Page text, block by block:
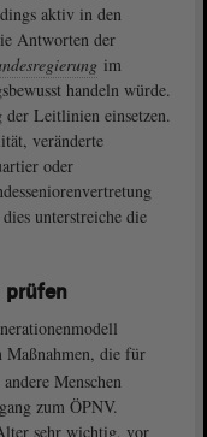
aktiv in den
Antworten der
im
handeln würde.
Leitlinien einsetzen.
veränderte
oder
unterstreiche die
prüfen
Maßnahmen, die für
Menschen
zum ÖPNV.
sehr wichtig, vor